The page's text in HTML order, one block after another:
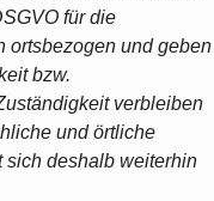
für die
ortsbezogen und geben
bzw.
verbleiben
und örtliche
sich deshalb weiterhin